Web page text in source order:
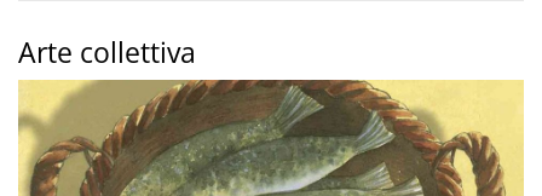
Arte collettiva